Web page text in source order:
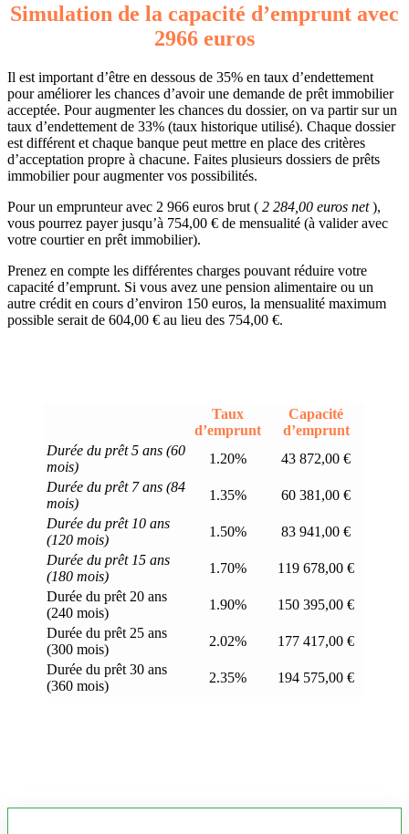
Simulation de la capacité d’emprunt avec
2966 euros
Il est important d’être en dessous de 35% en taux d’endettement
pour améliorer les chances d’avoir une demande de prêt immobilier
acceptée. Pour augmenter les chances du dossier, on va partir sur un
taux d’endettement de 33% (taux historique utilisé). Chaque dossier
est différent et chaque banque peut mettre en place des critères
d’acceptation propre à chacune. Faites plusieurs dossiers de prêts
immobilier pour augmenter vos possibilités.
Pour un emprunteur avec 2 966 euros brut ( 2 284,00 euros net),
vous pourrez payer jusqu’à 754,00 € de mensualité (à valider avec
votre courtier en prêt immobilier).
Prenez en compte les différentes charges pouvant réduire votre
capacité d’emprunt. Si vous avez une pension alimentaire ou un
autre crédit en cours d’environ 150 euros, la mensualité maximum
possible serait de 604,00 € au lieu des 754,00 €.
Taux
d’emprunt
Capacité
d’emprunt
Durée du prêt 5 ans (60
mois)
1.20%
43 872,00 €
Durée du prêt 7 ans (84
mois)
1.35%
60 381,00 €
Durée du prêt 10 ans
(120 mois)
1.50%
83 941,00 €
Durée du prêt 15 ans
(180 mois)
1.70%
119 678,00 €
Durée du prêt 20 ans
(240 mois)
1.90%
150 395,00 €
Durée du prêt 25 ans
(300 mois)
2.02%
177 417,00 €
Durée du prêt 30 ans
(360 mois)
2.35% 194 575,00 €